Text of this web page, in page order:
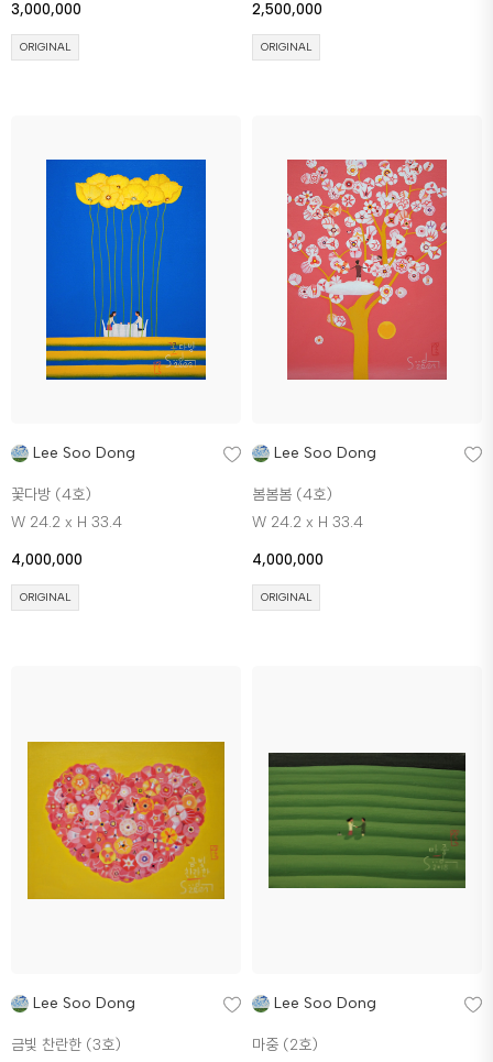
3,000,000
ORIGINAL
2,500,000
ORIGINAL
Lee Soo Dong
꽃다방 (4호)
W 24.2 x H 33.4
4,000,000
ORIGINAL
Lee Soo Dong
봄봄봄 (4호)
W 24.2 x H 33.4
4,000,000
ORIGINAL
Lee Soo Dong
금빛 찬란한 (3호)
Lee Soo Dong
마중 (2호)